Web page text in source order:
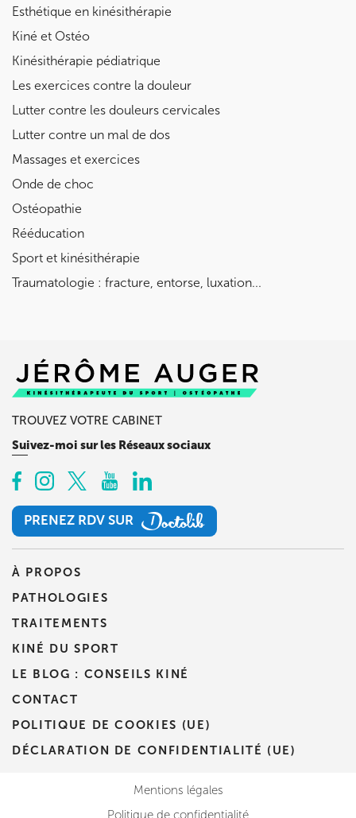
Esthétique en kinésithérapie
Kiné et Ostéo
Kinésithérapie pédiatrique
Les exercices contre la douleur
Lutter contre les douleurs cervicales
Lutter contre un mal de dos
Massages et exercices
Onde de choc
Ostéopathie
Rééducation
Sport et kinésithérapie
Traumatologie : fracture, entorse, luxation...
TROUVEZ VOTRE CABINET
Suivez-moi sur les Réseaux sociaux
PRENEZ RDV SUR
PRENEZ RDV SUR
À PROPOS
PATHOLOGIES
TRAITEMENTS
KINÉ DU SPORT
LE BLOG : CONSEILS KINÉ
CONTACT
POLITIQUE DE COOKIES (UE)
DÉCLARATION DE CONFIDENTIALITÉ (UE)
Mentions légales
Politique de confidentialité
IK MEUDON
Prenez RDV sur
Prenez RDV sur